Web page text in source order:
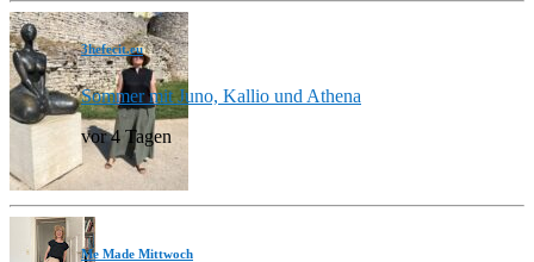
3hefecit.eu
Sommer mit Juno, Kallio und Athena
vor 4 Tagen
Me Made Mittwoch